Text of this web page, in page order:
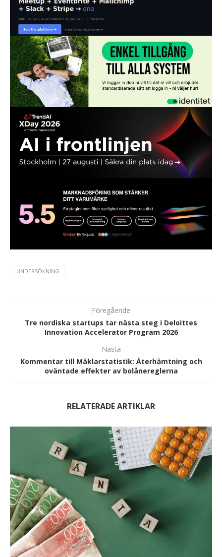
UNDERSÖKNING
Föregående
Tre nordiska startups tar nästa steg i Deloittes
Innovation Accelerator Program 2026
Nästa
Kommentar till Mäklarstatistik: Återhämtning och
oväntade effekter av bolånereglerna
RELATERADE ARTIKLAR